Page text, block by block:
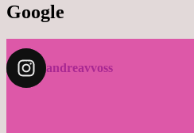
Google
andreavvoss